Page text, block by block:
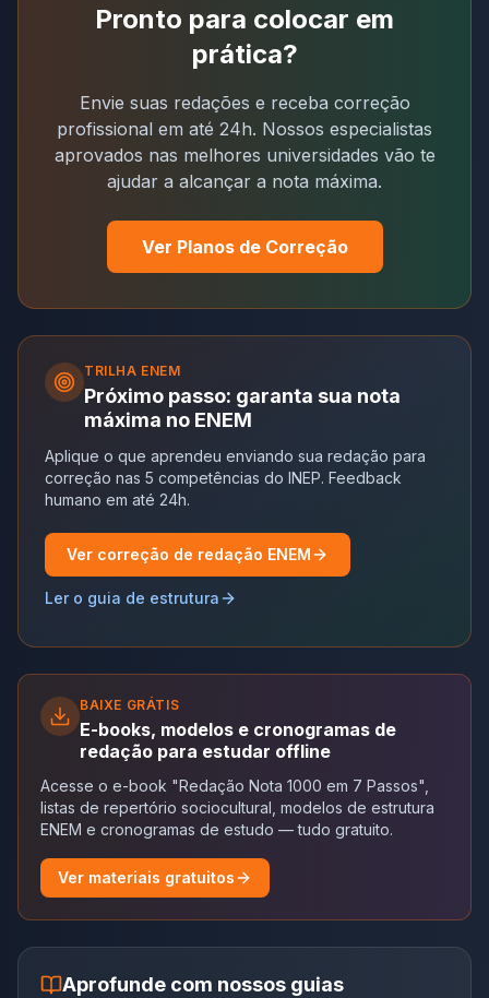
Pronto para colocar em
prática?
Envie suas redações e receba correção
profissional em até 24h. Nossos especialistas
aprovados nas melhores universidades vão te
ajudar a alcançar a nota máxima.
Ver Planos de Correção
TRILHA ENEM
Próximo passo: garanta sua nota
máxima no ENEM
Aplique o que aprendeu enviando sua redação para
correção nas 5 competências do INEP. Feedback
humano em até 24h.
Ver correção de redação ENEM
Ler o guia de estrutura
BAIXE GRÁTIS
E-books, modelos e cronogramas de
redação para estudar offline
Acesse o e-book "Redação Nota 1000 em 7 Passos",
listas de repertório sociocultural, modelos de estrutura
ENEM e cronogramas de estudo — tudo gratuito.
Ver materiais gratuitos
Aprofunde com nossos guias